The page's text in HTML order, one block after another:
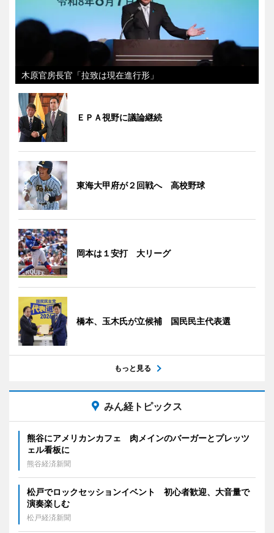
木原官房長官「拉致は現在進行形」
ＥＰＡ視野に議論継続
東海大甲府が２回戦へ 高校野球
岡本は１安打 大リーグ
橋本、玉木氏が立候補 国民民主代表選
もっと見る
みん経トピックス
熊谷にアメリカンカフェ 肉メインのバーガーとプレッツ
ェル看板に
熊谷経済新聞
松戸でロックセッションイベント 初心者歓迎、大音量で
演奏楽しむ
松戸経済新聞